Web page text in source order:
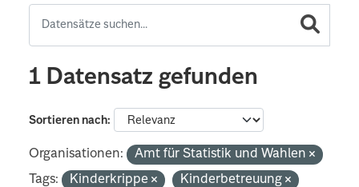
1 Datensatz gefunden
Sortieren nach
Organisationen:
Amt für Statistik und Wahlen
Tags:
Kinderkrippe
Kinderbetreuung